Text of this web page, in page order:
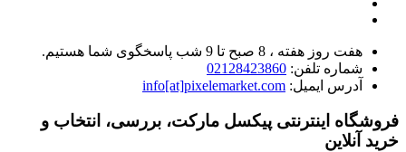
هفت روز هفته ، 8 صبح تا 9 شب پاسخگوی شما هستیم.
شماره تلفن: 02128423860
آدرس ایمیل: info[at]pixelemarket.com
فروشگاه اینترنتی پیکسل مارکت، بررسی، انتخاب و
خرید آنلاین